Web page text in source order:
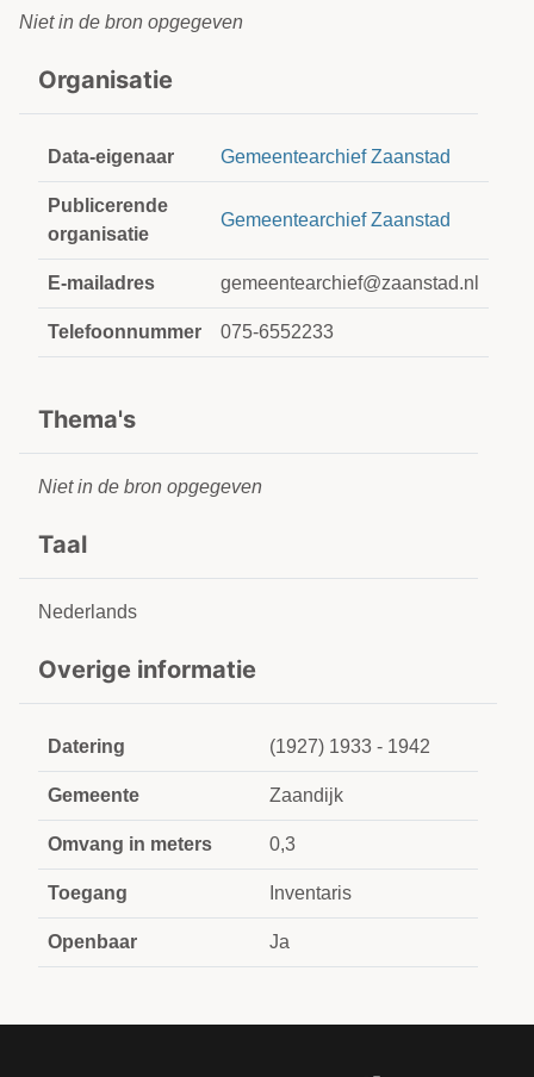
Niet in de bron opgegeven
Organisatie
Data-eigenaar Gemeentearchief Zaanstad
Publicerende
organisatie
Gemeentearchief Zaanstad
E-mailadres gemeentearchief@zaanstad.nl
Telefoonnummer 075-6552233
Thema's
Niet in de bron opgegeven
Taal
Nederlands
Overige informatie
Datering (1927) 1933 - 1942
Gemeente Zaandijk
Omvang in meters 0,3
Toegang Inventaris
Openbaar Ja